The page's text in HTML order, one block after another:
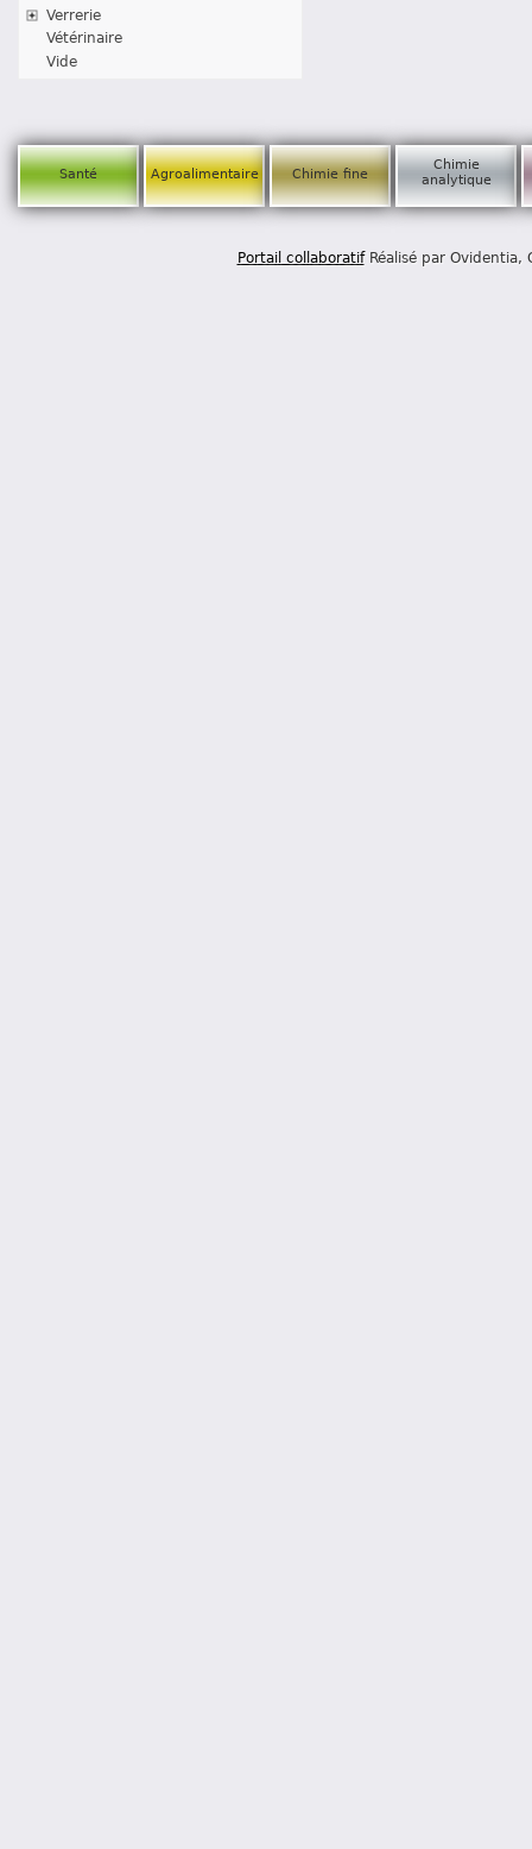
Verrerie
Vétérinaire
Vide
Santé Agroalimentaire Chimie fine
Chimie
analytique
Portail collaboratifRéalisé par Ovidentia,